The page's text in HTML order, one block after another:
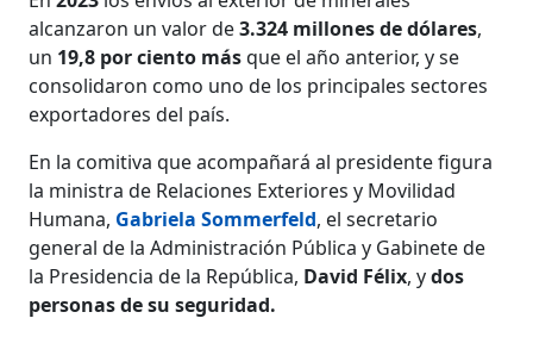
alcanzaron un valor de3.324 millones de dólares,
un 19,8 por ciento másque el año anterior, y se
consolidaron como uno de los principales sectores
exportadores del país.
En la comitiva que acompañará al presidente figura
la ministra de Relaciones Exteriores y Movilidad
Humana, Gabriela Sommerfeld, el secretario
general de la Administración Pública y Gabinete de
la Presidencia de la República, David Félix, ydos
personas de su seguridad.